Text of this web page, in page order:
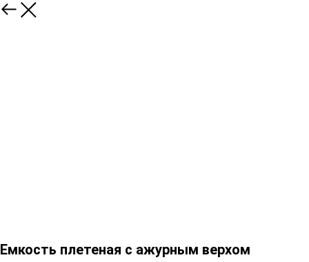
Емкость плетеная с ажурным верхом